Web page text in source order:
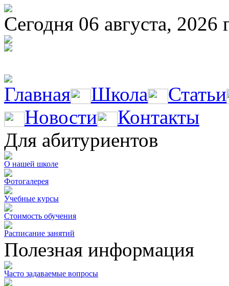
Сегодня 06 августа, 2026
Главная Школа
Статьи
Новости
Контакты
Для абитуриентов
О нашей школе
Фотогалерея
Учебные курсы
Стоимость обучения
Расписание занятий
Полезная информация
Часто задаваемые вопросы